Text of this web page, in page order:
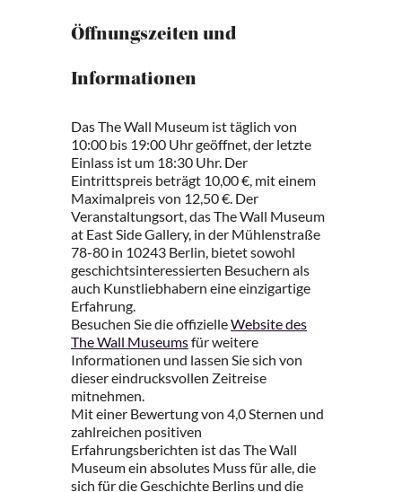
Öffnungszeiten und
Informationen
Das The Wall Museum ist täglich von
10:00 bis 19:00 Uhr geöffnet, der letzte
Einlass ist um 18:30 Uhr. Der
Eintrittspreis beträgt 10,00 €, mit einem
Maximalpreis von 12,50 €. Der
Veranstaltungsort, das The Wall Museum
at East Side Gallery, in der Mühlenstraße
78-80 in 10243 Berlin, bietet sowohl
geschichtsinteressierten Besuchern als
auch Kunstliebhabern eine einzigartige
Erfahrung.
Besuchen Sie die offizielleWebsite des
The Wall Museumsfür weitere
Informationen und lassen Sie sich von
dieser eindrucksvollen Zeitreise
mitnehmen.
Mit einer Bewertung von 4,0 Sternen und
zahlreichen positiven
Erfahrungsberichten ist das The Wall
Museum ein absolutes Muss für alle, die
sich für die Geschichte Berlins und die